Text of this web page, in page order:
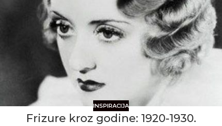
INSPIRACIJA
Frizure kroz godine: 1920-1930.